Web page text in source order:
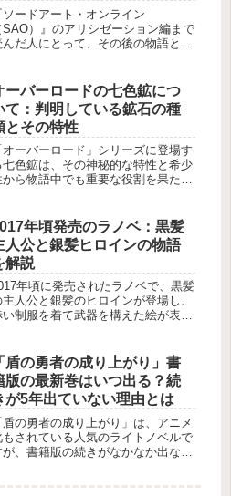
すさを解説
ソードアート・オンライン
SAO）』のアリシゼーション編まで
んだ人にとって、その後の物語とな
とアスナの関係性やキャラクター同
の交流を重視して読む人は、ゲーム
ステム...
ーバーロードの七色鉱につ
て：判明している鉱石の種
とその特性
オーバーロード」シリーズに登場す
七色鉱は、その神秘的な特性と希少
から物語中でも重要な役割を果たし
たちが探し求める対象でもありま
。この記事では、現在判明している
...
年頃発売のラノベ：黒髪
人公と銀髪ヒロインの物語
解説
年頃に発売されたラノベで、黒髪
主人公と銀髪のヒロインが登場し、
い制服を着て武器を構えた絵が表紙
が魔法の実力者でありながらも力を
い、その後魔法学校に通うことに
...
盾の勇者の成り上がり」書
版の最新巻はいつ出る？続
が5年出ていない理由とは
盾の勇者の成り上がり」は、アニメ
もされている人気のライトノベルで
が、書籍版の続きがなかなか出ない